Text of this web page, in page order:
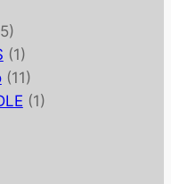
(1)
(11)
(1)